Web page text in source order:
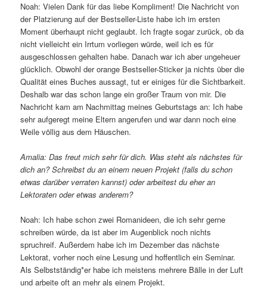
Noah: Vielen Dank für das liebe Kompliment! Die Nachricht von
der Platzierung auf der Bestseller-Liste habe ich im ersten
Moment überhaupt nicht geglaubt. Ich fragte sogar zurück, ob da
nicht vielleicht ein Irrtum vorliegen würde, weil ich es für
ausgeschlossen gehalten habe. Danach war ich aber ungeheuer
glücklich. Obwohl der orange Bestseller-Sticker ja nichts über die
Qualität eines Buches aussagt, tut er einiges für die Sichtbarkeit.
Deshalb war das schon lange ein großer Traum von mir. Die
Nachricht kam am Nachmittag meines Geburtstags an: Ich habe
sehr aufgeregt meine Eltern angerufen und war dann noch eine
Weile völlig aus dem Häuschen.
Amalia: Das freut mich sehr für dich. Was steht als nächstes für
dich an? Schreibst du an einem neuen Projekt (falls du schon
etwas darüber verraten kannst) oder arbeitest du eher an
Lektoraten oder etwas anderem?
Noah: Ich habe schon zwei Romanideen, die ich sehr gerne
schreiben würde, da ist aber im Augenblick noch nichts
spruchreif. Außerdem habe ich im Dezember das nächste
Lektorat, vorher noch eine Lesung und hoffentlich ein Seminar.
Als Selbstständig*er habe ich meistens mehrere Bälle in der Luft
und arbeite oft an mehr als einem Projekt.